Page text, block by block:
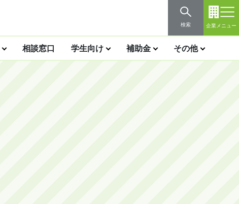
検索 企業メニュー
相談窓口 学生向け 補助金 その他